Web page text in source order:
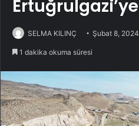
SELMA KILINÇ Şubat 8, 2024
1 dakika okuma süresi